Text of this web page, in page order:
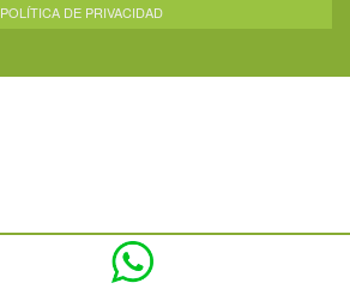
POLÍTICA DE PRIVACIDAD